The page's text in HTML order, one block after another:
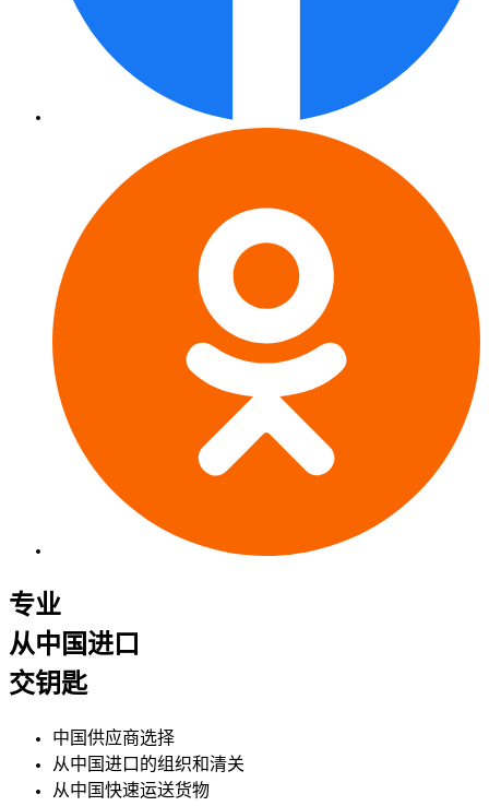
专业
从中国进口
交钥匙
中国供应商选择
从中国进口的组织和清关
从中国快速运送货物